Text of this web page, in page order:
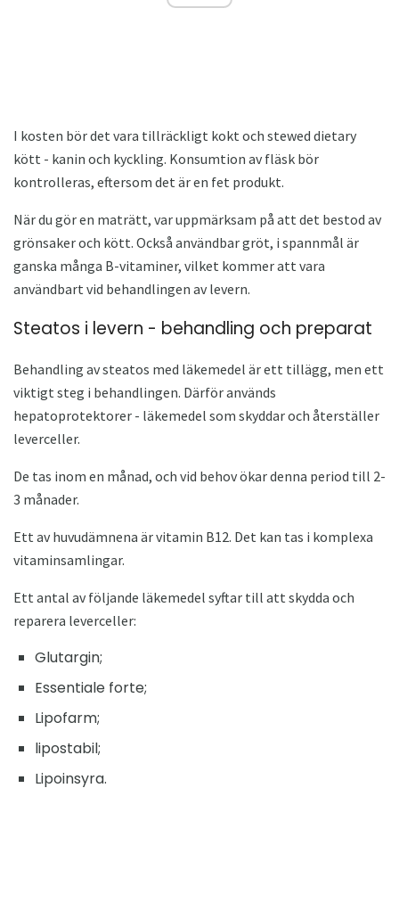
I kosten bör det vara tillräckligt kokt och stewed dietary
kött - kanin och kyckling. Konsumtion av fläsk bör
kontrolleras, eftersom det är en fet produkt.
När du gör en maträtt, var uppmärksam på att det bestod av
grönsaker och kött. Också användbar gröt, i spannmål är
ganska många B-vitaminer, vilket kommer att vara
användbart vid behandlingen av levern.
Steatos i levern - behandling och preparat
Behandling av steatos med läkemedel är ett tillägg, men ett
viktigt steg i behandlingen. Därför används
hepatoprotektorer - läkemedel som skyddar och återställer
leverceller.
De tas inom en månad, och vid behov ökar denna period till 2-
3 månader.
Ett av huvudämnena är vitamin B12. Det kan tas i komplexa
vitaminsamlingar.
Ett antal av följande läkemedel syftar till att skydda och
reparera leverceller:
Glutargin;
Essentiale forte;
Lipofarm;
lipostabil;
Lipoinsyra.